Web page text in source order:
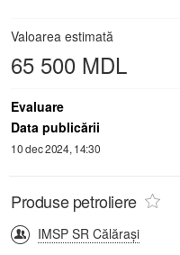
Valoarea estimată
65 500 MDL
Evaluare
Data publicării
10 dec 2024, 14:30
Produse petroliere
IMSP SR Călăraşi